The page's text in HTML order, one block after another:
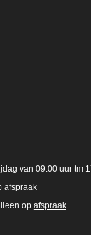
van 09:00 uur tm
afspraak
op afspraak